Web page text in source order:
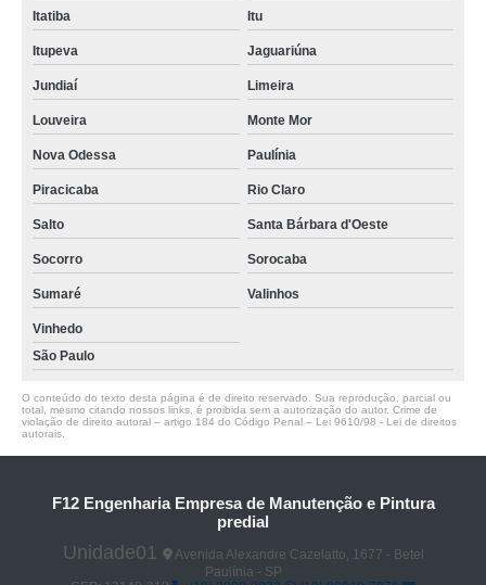
Itatiba Itu
Itupeva Jaguariúna
Jundiaí Limeira
Louveira Monte Mor
Nova Odessa Paulínia
Piracicaba Rio Claro
Salto Santa Bárbara d'Oeste
Socorro Sorocaba
Sumaré Valinhos
Vinhedo
São Paulo
O conteúdo do texto desta página é de direito reservado. Sua reprodução, parcial ou
total, mesmo citando nossos links, é proibida sem a autorização do autor. Crime de
violação de direito autoral – artigo 184 do Código Penal – Lei 9610/98 - Lei de direitos
autorais.
F12 Engenharia Empresa de Manutenção e Pintura
predial
Unidade01
Avenida Alexandre Cazelatto, 1677 - Betel
Paulínia - SP